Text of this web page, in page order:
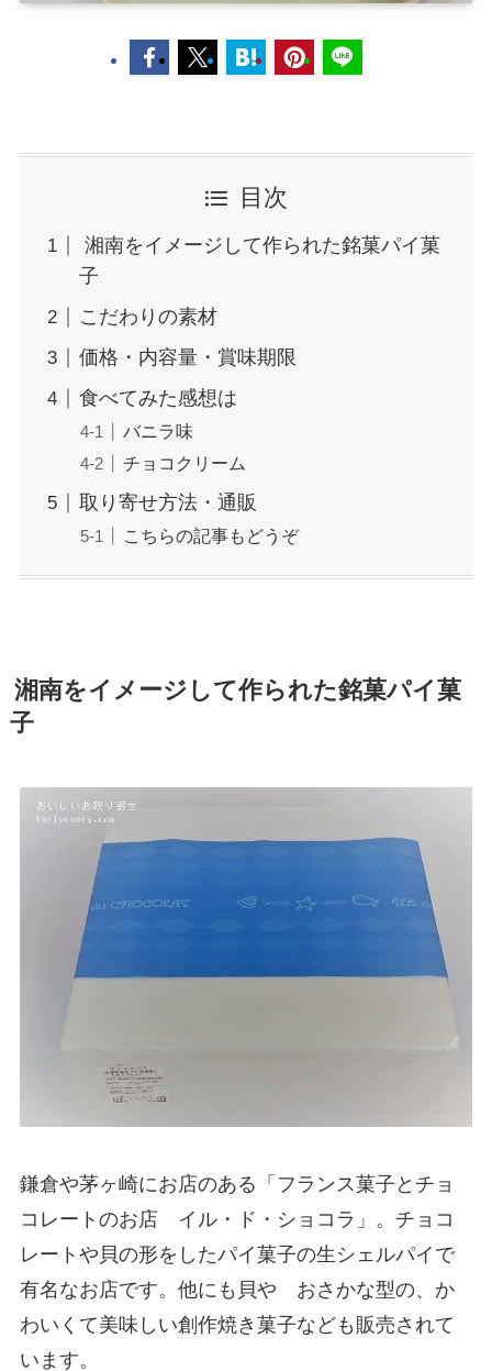
目次
湘南をイメージして作られた銘菓パイ菓
子
こだわりの素材
価格・内容量・賞味期限
食べてみた感想は
バニラ味
チョコクリーム
取り寄せ方法・通販
こちらの記事もどうぞ
湘南をイメージして作られた銘菓パイ菓
子
鎌倉や茅ヶ崎にお店のある「フランス菓子とチョ
コレートのお店 イル・ド・ショコラ」。チョコ
レートや貝の形をしたパイ菓子の生シェルパイで
有名なお店です。他にも貝や おさかな型の、か
わいくて美味しい創作焼き菓子なども販売されて
います。